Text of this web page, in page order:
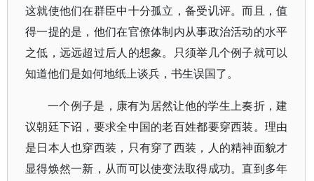
这就使他们在群臣中十分孤立，备受讥评。而且，值
得一提的是，他们在官僚体制内从事政治活动的水平
之低，远远超过后人的想象。只须举几个例子就可以
知道他们是如何地纸上谈兵，书生误国了。
一个例子是，康有为居然让他的学生上奏折，建
议朝廷下诏，要求全中国的老百姓都要穿西装。理由
是日本人也穿西装，只有穿了西装，人的精神面貌才
显得焕然一新，从而可以使变法取得成功。直到多年